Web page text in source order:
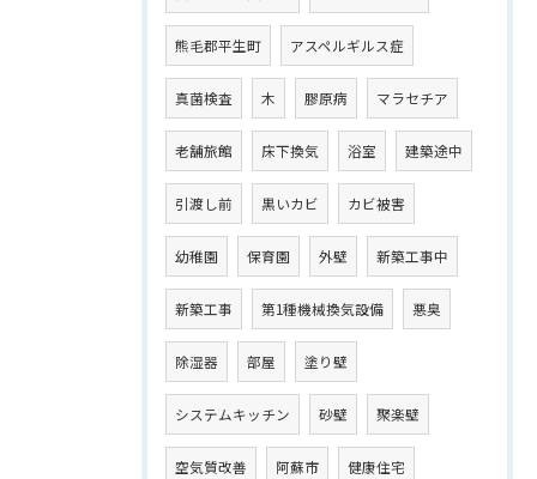
熊毛郡平生町 アスペルギルス症
真菌検査 木 膠原病 マラセチア
老舗旅館 床下換気 浴室 建築途中
引渡し前 黒いカビ カビ被害
幼稚園 保育園 外壁 新築工事中
新築工事 第1種機械換気設備 悪臭
除湿器 部屋 塗り壁
システムキッチン 砂壁 聚楽壁
空気質改善 阿蘇市 健康住宅